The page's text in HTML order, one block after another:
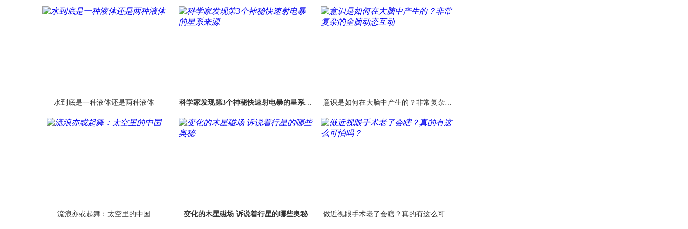
水到底是一种液体还是两种液体
科学家发现第3个神秘快速射电暴的星系来
意识是如何在大脑中产生的？非常复杂的
流浪亦或起舞：太空里的中国 变化的木星磁场 诉说着行星的哪些奥秘
做近视眼手术老了会瞎？真的有这么可怕